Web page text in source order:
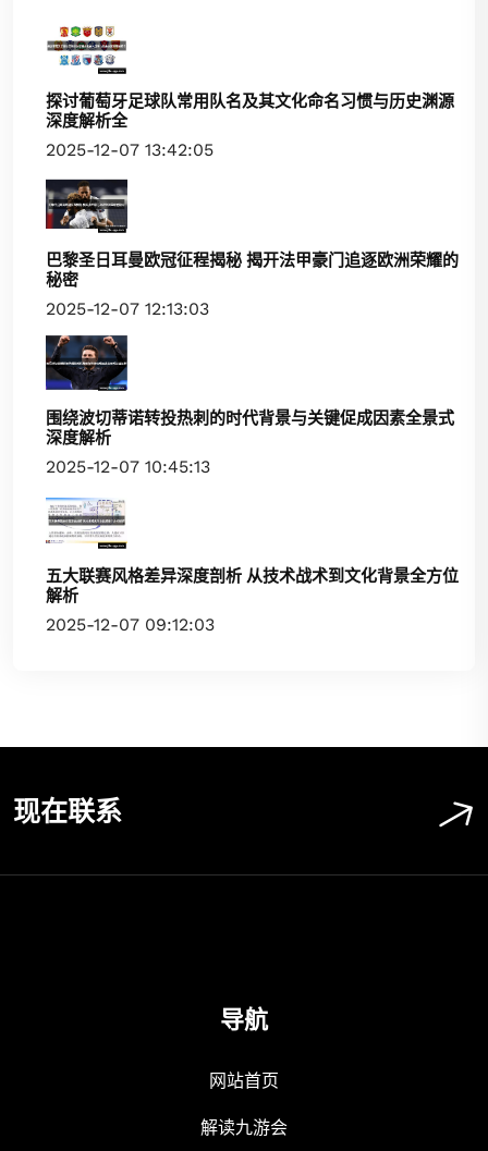
探讨葡萄牙足球队常用队名及其文化命名习惯与历史渊源
深度解析全
2025-12-07 13:42:05
巴黎圣日耳曼欧冠征程揭秘 揭开法甲豪门追逐欧洲荣耀的
秘密
2025-12-07 12:13:03
围绕波切蒂诺转投热刺的时代背景与关键促成因素全景式
深度解析
2025-12-07 10:45:13
五大联赛风格差异深度剖析 从技术战术到文化背景全方位
解析
2025-12-07 09:12:03
现在联系
导航
网站首页
解读九游会